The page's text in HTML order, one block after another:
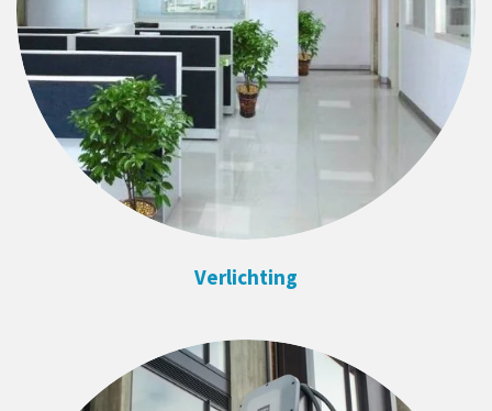
Verlichting